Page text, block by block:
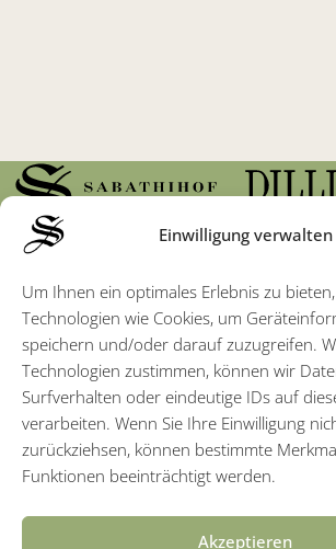
Einwilligung verwalten
Um Ihnen ein optimales Erlebnis zu
Technologien wie Cookies, um
speichern und/oder darauf zuzugreifen.
Technologien zustimmen, können wir
Surfverhalten oder eindeutige IDs auf
verarbeiten. Wenn Sie Ihre Einwilligung
zurückziehsen, können bestimmte
Funktionen beeinträchtigt werden.
Akzeptieren
Pössnitz 142
A-8463 Leutschach an der
Öffnungszeiten:
Montag & Dienstag
Mittwoch bis Sonntag 11 bis
Küchenannahme vom 12 bis
Tisch
Speisekarte